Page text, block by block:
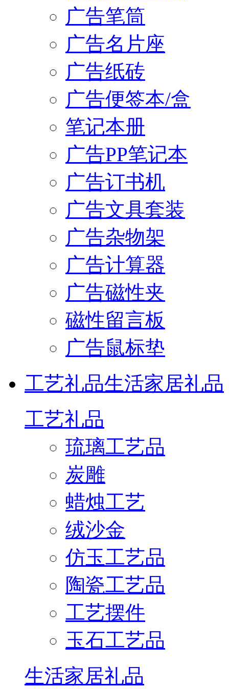
广告笔筒
广告名片座
广告纸砖
广告便签本/盒
笔记本册
广告PP笔记本
广告订书机
广告文具套装
广告杂物架
广告计算器
广告磁性夹
磁性留言板
广告鼠标垫
工艺礼品生活家居礼品
工艺礼品
琉璃工艺品
炭雕
蜡烛工艺
绒沙金
仿玉工艺品
陶瓷工艺品
工艺摆件
玉石工艺品
生活家居礼品